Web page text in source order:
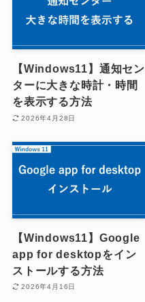
【Windows11】通知セン
ターに大きな時計・時間
を表示する方法
2026年4月28日
【Windows11】Google
app for desktopをイン
ストールする方法
2026年4月16日